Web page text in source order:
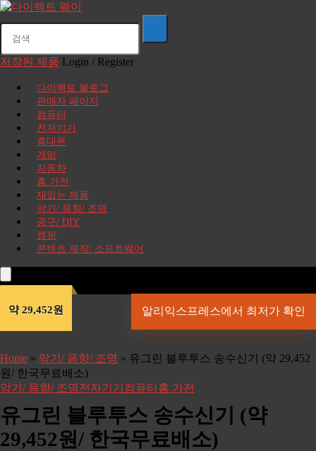
저장된 제품 Login / Register
다이렉트 블로그
판매자 페이지
컴퓨터
전자기기
휴대폰
게임
자동차
홈 가전
재밌는 제품
악기/ 음향/ 조명
공구/ DIY
캠핑
콘텐츠 제작/ 소프트웨어
약 29,452원 알리익스프레스에서 최저가 확인
Home » 악기/ 음향/ 조명 » 유그린 블루투스 송수신기 (약 29,452
원/ 한국무료배소)
악기/ 음향/ 조명전자기기 컴퓨터 홈 가전
유그린 블루투스 송수신기 (약
29,452원/ 한국무료배소)